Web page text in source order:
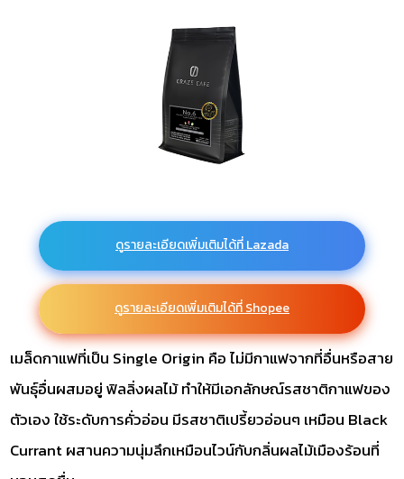
ดูรายละเอียดเพิ่มเติมได้ที่ Lazada
ดูรายละเอียดเพิ่มเติมได้ที่ Shopee
เมล็ดกาแฟที่เป็น Single Origin คือ ไม่มีกาแฟจากที่อื่นหรือสาย
พันธ์ุอื่นผสมอยู่ ฟิลลิ่งผลไม้ ทำให้มีเอกลักษณ์รสชาติกาแฟของ
ตัวเอง ใช้ระดับการคั่วอ่อน มีรสชาติเปรี้ยวอ่อนๆ เหมือน Black
Currant ผสานความนุ่มลึกเหมือนไวน์กับกลิ่นผลไม้เมืองร้อนที่